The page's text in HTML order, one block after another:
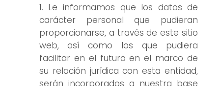
Le informamos que los datos de
carácter personal que pudieran
proporcionarse, a través de este sitio
web, así como los que pudiera
facilitar en el futuro en el marco de
su relación jurídica con esta entidad,
serán incorporados a nuestra base